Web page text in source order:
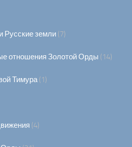
Русские земли (7)
отношения Золотой Орды (14)
Тимура(1)
(4)